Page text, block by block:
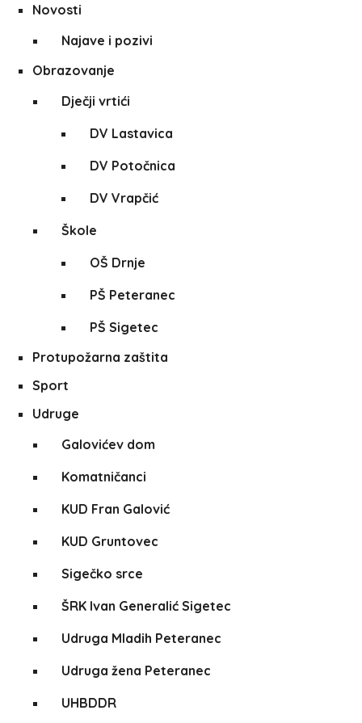
Novosti
Najave i pozivi
Obrazovanje
Dječji vrtići
DV Lastavica
DV Potočnica
DV Vrapčić
Škole
OŠ Drnje
PŠ Peteranec
PŠ Sigetec
Protupožarna zaštita
Sport
Udruge
Galovićev dom
Komatničanci
KUD Fran Galović
KUD Gruntovec
Sigečko srce
ŠRK Ivan Generalić Sigetec
Udruga Mladih Peteranec
Udruga žena Peteranec
UHBDDR